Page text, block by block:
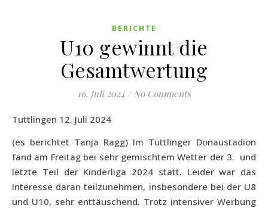
BERICHTE
U10 gewinnt die
Gesamtwertung
16. Juli 2024 / No Comments
Tuttlingen 12. Juli 2024
(es berichtet Tanja Ragg) Im Tuttlinger Donaustadion
fand am Freitag bei sehr gemischtem Wetter der 3. und
letzte Teil der Kinderliga 2024 statt. Leider war das
Interesse daran teilzunehmen, insbesondere bei der U8
und U10, sehr enttäuschend. Trotz intensiver Werbung